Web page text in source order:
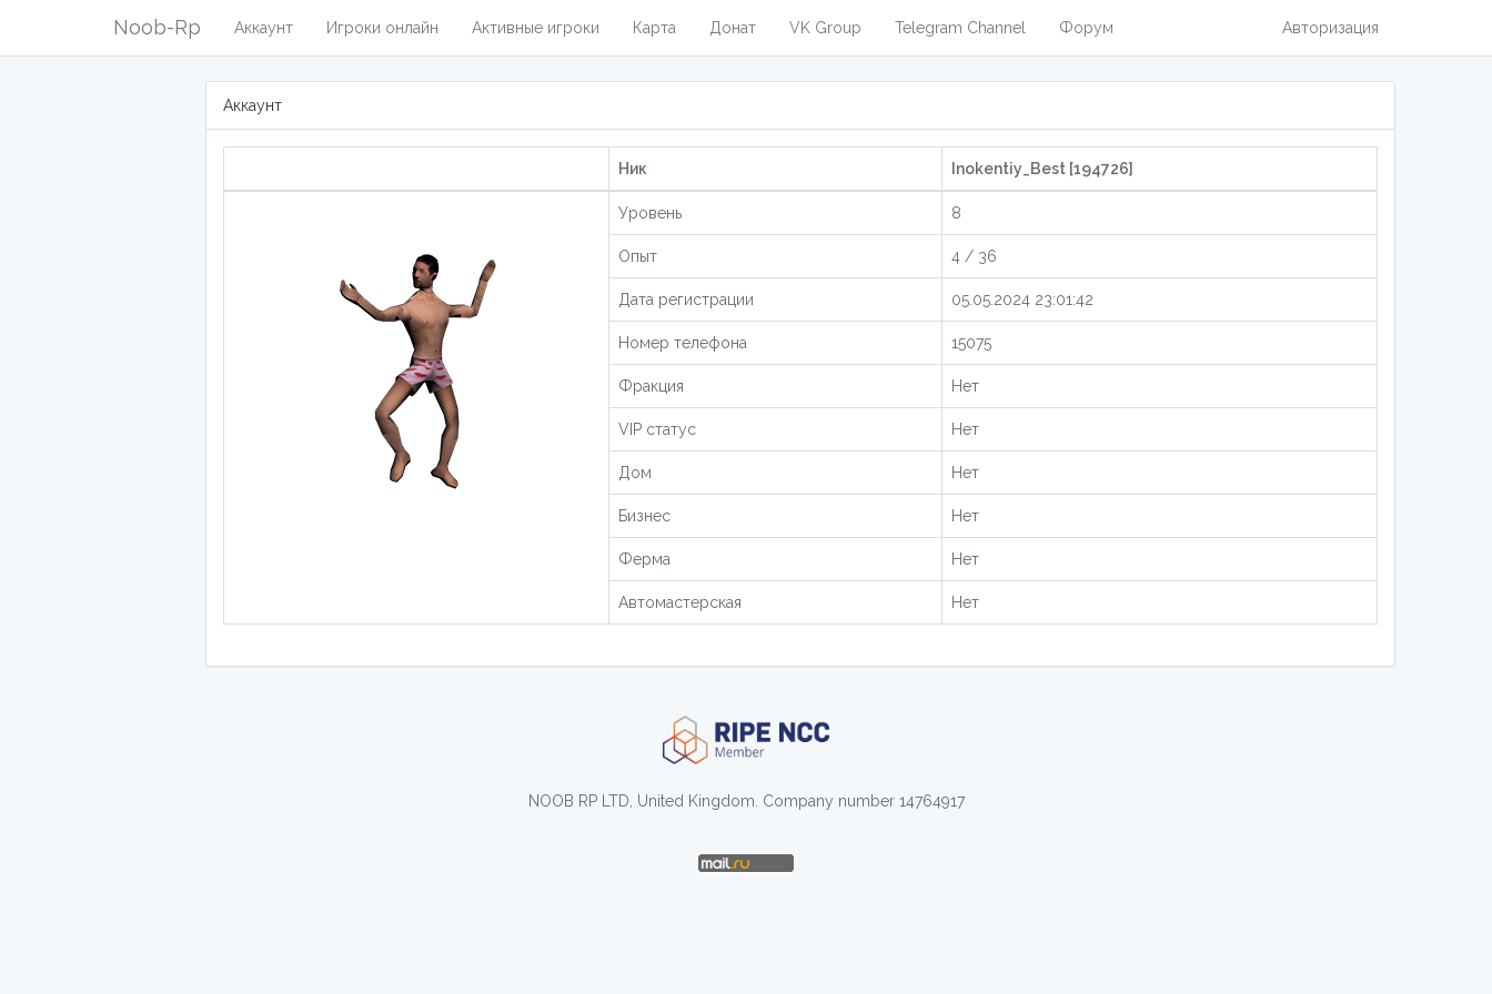
Noob-Rp Аккаунт Игроки онлайн Активные игроки Карта Донат VK Group Telegram Channel Форум Авторизация
Аккаунт
Ник Inokentiy_Best [194726]
Уровень 8
Опыт 4 / 36
Дата регистрации 05.05.2024 23:01:42
Номер телефона 15075
Фракция Нет
VIP статус Нет
Дом Нет
Бизнес Нет
Ферма Нет
Автомастерская Нет
NOOB RP LTD, United Kingdom. Company number 14764917